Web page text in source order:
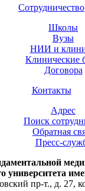
Сотрудничество
Школы
Вузы
НИИ и
Клинические
Договора
Контакты
Адрес
Поиск
Обратная
Пресс-
университета
пр-т., д. 27,